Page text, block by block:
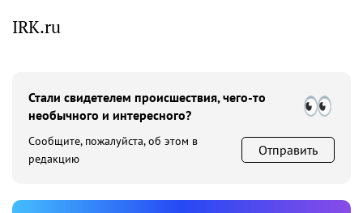
IRK.ru
Стали свидетелем происшествия, чего-то
необычного и интересного?
Сообщите, пожалуйста, об этом в
редакцию
Отправить